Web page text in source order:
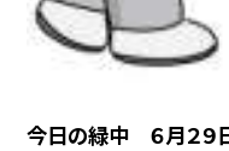
今日の緑中 ６月２９日